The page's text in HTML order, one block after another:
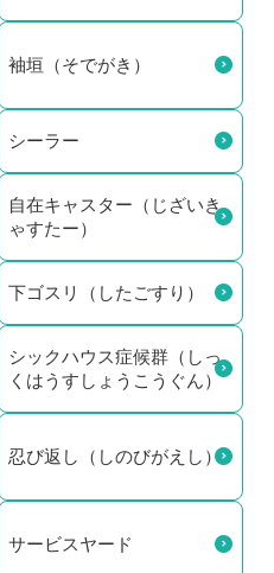
袖垣（そでがき）
シーラー
自在キャスター（じざいき
ゃすたー）
下ゴスリ（したごすり）
シックハウス症候群（しっ
くはうすしょうこうぐん）
忍び返し（しのびがえし）
サービスヤード